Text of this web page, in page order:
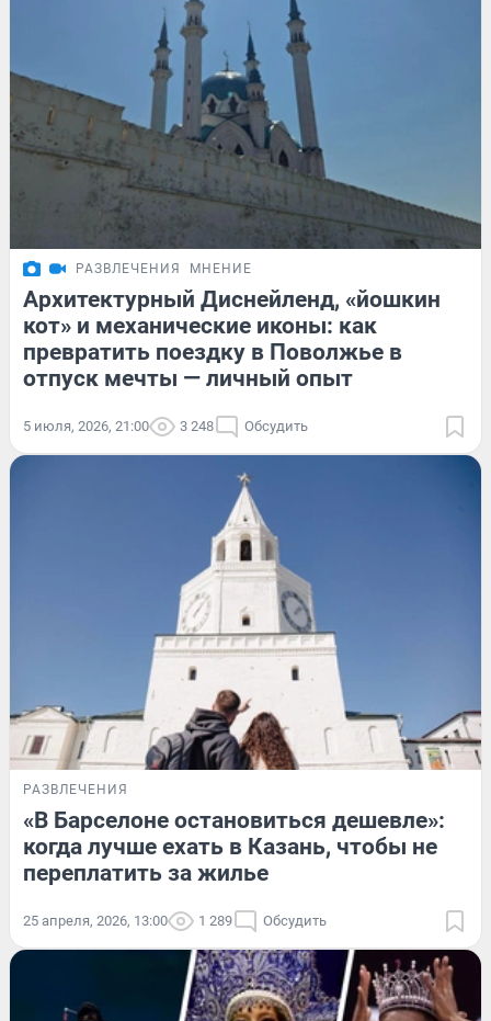
РАЗВЛЕЧЕНИЯ МНЕНИЕ
Архитектурный Диснейленд, «йошкин
кот» и механические иконы: как
превратить поездку в Поволжье в
отпуск мечты — личный опыт
5 июля, 2026, 21:00 3 248 Обсудить
РАЗВЛЕЧЕНИЯ
«В Барселоне остановиться дешевле»:
когда лучше ехать в Казань, чтобы не
переплатить за жилье
25 апреля, 2026, 13:00 1 289 Обсудить